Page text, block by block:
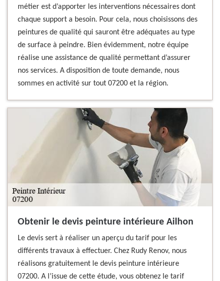
métier est d’apporter les interventions nécessaires dont
chaque support a besoin. Pour cela, nous choisissons des
peintures de qualité qui sauront être adéquates au type
de surface à peindre. Bien évidemment, notre équipe
réalise une assistance de qualité permettant d’assurer
nos services. A disposition de toute demande, nous
sommes en activité sur tout 07200 et la région.
Obtenir le devis peinture intérieure Ailhon
Le devis sert à réaliser un aperçu du tarif pour les
différents travaux à effectuer. Chez Rudy Renov, nous
réalisons gratuitement le devis peinture intérieure
07200. A l’issue de cette étude, vous obtenez le tarif